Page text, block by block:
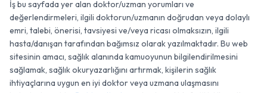
İş bu sayfada yer alan doktor/uzman yorumları ve
değerlendirmeleri, ilgili doktorun/uzmanın doğrudan veya dolaylı
emri, talebi, önerisi, tavsiyesi ve/veya ricası olmaksızın, ilgili
hasta/danışan tarafından bağımsız olarak yazılmaktadır. Bu web
sitesinin amacı, sağlık alanında kamuoyunun bilgilendirilmesini
sağlamak, sağlık okuryazarlığını artırmak, kişilerin sağlık
ihtiyaçlarına uygun en iyi doktor veya uzmana ulaşmasını